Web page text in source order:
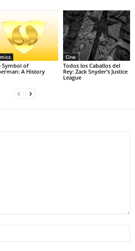
Symbol of
A History
Cine
Todos los Caballos del
Rey: Zack Snyder’s Justice
League